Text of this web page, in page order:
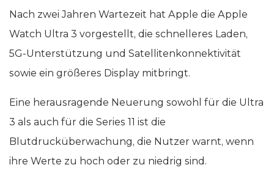
Nach zwei Jahren Wartezeit hat Apple die Apple
Watch Ultra 3 vorgestellt, die schnelleres Laden,
5G-Unterstützung und Satellitenkonnektivität
sowie ein größeres Display mitbringt.
Eine herausragende Neuerung sowohl für die Ultra
3 als auch für die Series 11 ist die
Blutdrucküberwachung, die Nutzer warnt, wenn
ihre Werte zu hoch oder zu niedrig sind.